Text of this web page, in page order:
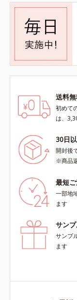
送料
初めて
は、
30日
開封後
※商品
最短
一部地
ます
サン
サンプ
ます